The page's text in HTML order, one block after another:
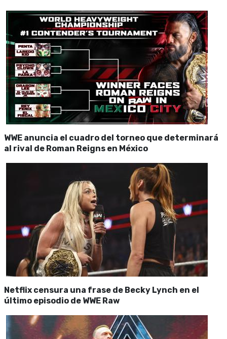
WWE anuncia el cuadro del torneo que determinará
al rival de Roman Reigns en México
Netflix censura una frase de Becky Lynch en el
último episodio de WWE Raw